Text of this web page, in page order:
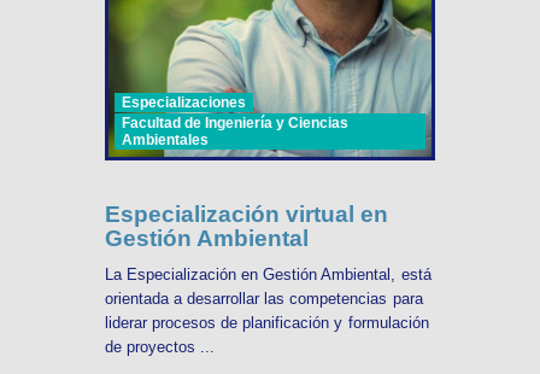
Especializaciones
Facultad de Ingeniería y Ciencias
Ambientales
Especialización virtual en
Gestión Ambiental
La Especialización en Gestión Ambiental, está
orientada a desarrollar las competencias para
liderar procesos de planificación y formulación
de proyectos ...